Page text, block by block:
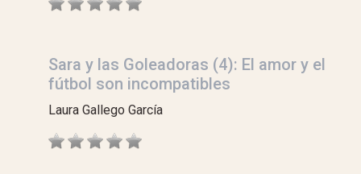
Sara y las Goleadoras (4): El amor y el
fútbol son incompatibles
Laura Gallego García